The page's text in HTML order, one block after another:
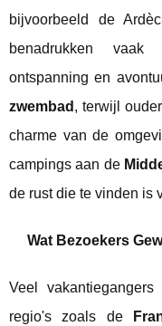
bijvoorbeeld de
benadrukken
ontspanning en
zwembad , terwijl
charme van de
campings aan de
de rust die te vinden is
Wat Bezoekers
Veel
regio's zoals de